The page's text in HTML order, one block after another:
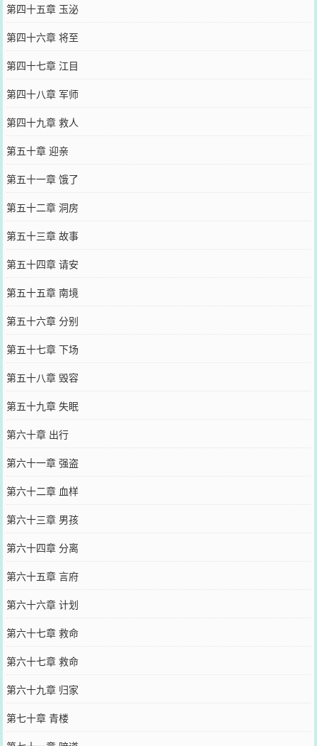
第四十五章 玉泌
第四十六章 将至
第四十七章 江目
第四十八章 军师
第四十九章 救人
第五十章 迎亲
第五十一章 饿了
第五十二章 洞房
第五十三章 故事
第五十四章 请安
第五十五章 南境
第五十六章 分别
第五十七章 下场
第五十八章 毁容
第五十九章 失眠
第六十章 出行
第六十一章 强盗
第六十二章 血样
第六十三章 男孩
第六十四章 分离
第六十五章 言府
第六十六章 计划
第六十七章 救命
第六十七章 救命
第六十九章 归家
第七十章 青楼